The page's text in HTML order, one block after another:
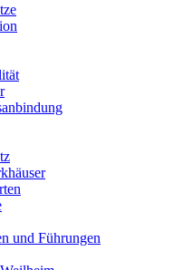
und Führungen